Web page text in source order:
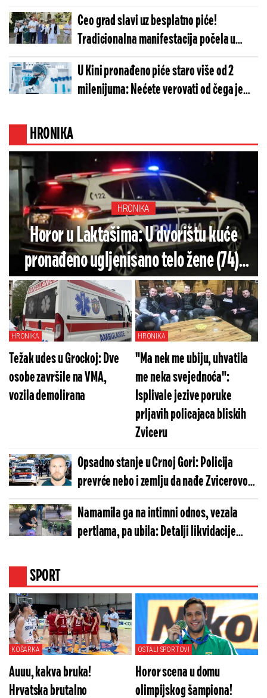
Ceo grad slavi uz besplatno piće!
Tradicionalna manifestacija počela u
Zrenjaninu
U Kini pronađeno piće staro više od 2
milenijuma: Nećete verovati od čega je
HRONIKA
HRONIKA
Horor u Laktašima: U dvorištu kuće
pronađeno ugljenisano telo žene (74),
policija utvrđuje uzrok smrti
HRONIKA
Težak udes u Grockoj: Dve
osobe završile na VMA,
vozila demolirana
HRONIKA
"Ma nek me ubiju, uhvatila
me neka svejednoća":
Isplivale jezive poruke
prljavih policajaca bliskih
Zviceru
Opsadno stanje u Crnoj Gori: Policija
prevrće nebo i zemlju da nađe Zvicerovog
saradnika
Namamila ga na intimni odnos, vezala
pertlama, pa ubila: Detalji likvidacije
SPORT
KOŠARKA
Auuu, kakva bruka!
Hrvatska brutalno
OSTALI SPORTOVI
Horor scena u domu
olimpijskog šampiona!